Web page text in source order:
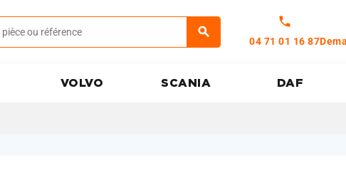
call
04 71 01 16 87
VOLVO SCANIA DAF